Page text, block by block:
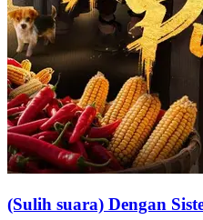
(Sulih suara) Dengan